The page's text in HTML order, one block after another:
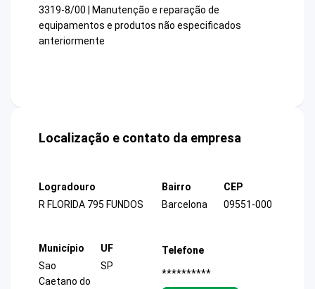
3319-8/00 | Manutenção e reparação de
equipamentos e produtos não especificados
anteriormente
Localização e contato da empresa
Logradouro
R FLORIDA 795 FUNDOS
Bairro
Barcelona
CEP
09551-000
Município
Sao
Caetano do
UF
SP
Telefone
**********